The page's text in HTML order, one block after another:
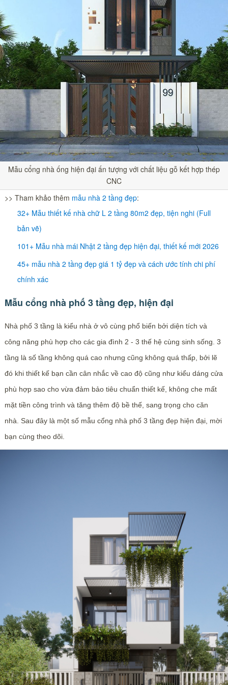
Mẫu cổng nhà ống hiện đại ấn tượng với chất liệu gỗ kết hợp thép
CNC
>> Tham khảo thêm mẫu nhà 2 tầng đẹp:
32+ Mẫu thiết kế nhà chữ L 2 tầng 80m2 đẹp, tiện nghi (Full
bản vẽ)
101+ Mẫu nhà mái Nhật 2 tầng đẹp hiện đại, thiết kế mới 2026
45+ mẫu nhà 2 tầng đẹp giá 1 tỷ đẹp và cách ước tính chi phí
chính xác
Mẫu cổng nhà phố 3 tầng đẹp, hiện đại
Nhà phố 3 tầng là kiểu nhà ở vô cùng phổ biến bởi diện tích và
công năng phù hợp cho các gia đình 2 - 3 thế hệ cùng sinh sống. 3
tầng là số tầng không quá cao nhưng cũng không quá thấp, bởi lẽ
đó khi thiết kế bạn cần cân nhắc về cao độ cũng như kiểu dáng cửa
phù hợp sao cho vừa đảm bảo tiêu chuẩn thiết kế, không che mất
mặt tiền công trình và tăng thêm độ bề thế, sang trọng cho căn
nhà. Sau đây là một số mẫu cổng nhà phố 3 tầng đẹp hiện đại, mời
bạn cùng theo dõi.